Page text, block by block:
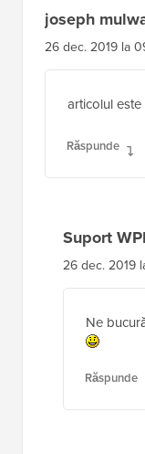
joseph
26 dec. 2019 la
articolul
Răspunde
Suport
26 dec. 2019
Ne
Răspunde